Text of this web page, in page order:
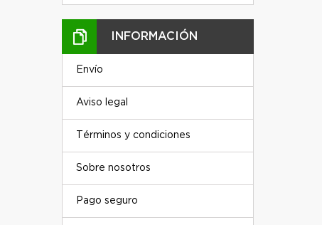
INFORMACIÓN
Envío
Aviso legal
Términos y condiciones
Sobre nosotros
Pago seguro